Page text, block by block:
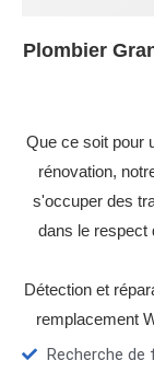
Plombier
Que ce soit pour
rénovation,
s'occuper des
dans le respect
Détection et
remplacement
Recherche de